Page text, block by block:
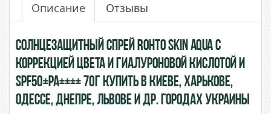
Описание Отзывы
Солнцезащитный спрей Rohto Skin Aqua с
коррекцией цвета и Гиалуроновой Кислотой и
SPF50+PA++++ 70г купить в Киеве, Харькове,
Одессе, Днепре, Львове и др. городах Украины